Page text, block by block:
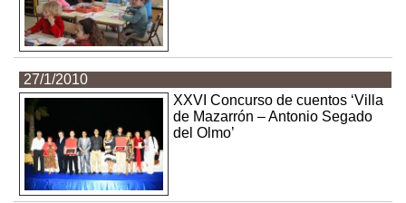
27/1/2010
XXVI Concurso de cuentos ‘Villa
de Mazarrón – Antonio Segado
del Olmo’